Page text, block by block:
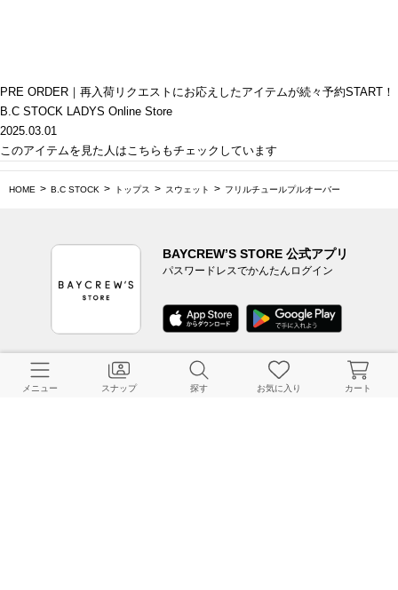
PRE ORDER｜再入荷リクエストにお応えしたアイテムが続々予約START！
B.C STOCK LADYS Online Store
2025.03.01
このアイテムを見た人はこちらもチェックしています
HOME B.C STOCK トップス スウェット フリルチュールプルオーバー
BAYCREW’S STORE 公式アプリ
パスワードレスでかんたんログイン
CUSTOMER SERVICE
メニュー スナップ 探す お気に入り カート